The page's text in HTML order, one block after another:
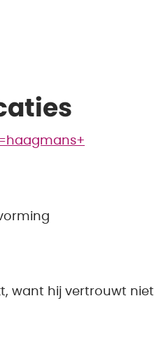
want hij vertrouwt